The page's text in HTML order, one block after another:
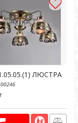
ЛЮСТРА